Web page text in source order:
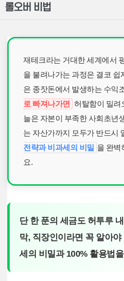
롤오버 비법
재테크라는 거대한 세계에서
을 불려나가는 과정은 결코 쉽
은 종잣돈에서 발생하는 수익
로 빠져나가면
허탈함이 밀려
늘은 자본이 부족한 사회초년
는 자산가까지 모두가 반드시
전략과 비과세의 비밀 을 완벽
요.
단 한 푼의 세금도 허투루
막, 직장인이라면 꼭 알아
세의 비밀과 100% 활용법